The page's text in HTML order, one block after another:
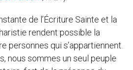
de l’Écriture Sainte et la
rendent possible la
personnes qui s’appartiennent.
nous sommes un seul peuple